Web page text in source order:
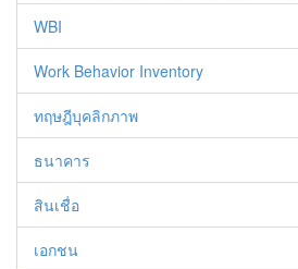
WBI
Work Behavior Inventory
ทฤษฎีบุคลิกภาพ
ธนาคาร
สินเชื่อ
เอกชน